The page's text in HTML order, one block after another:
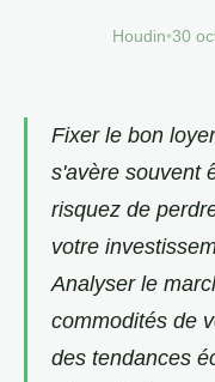
Houdin•30
Fixer le bon
s'avère souvent
risquez de
votre
Analyser le
commodités de
des tendances